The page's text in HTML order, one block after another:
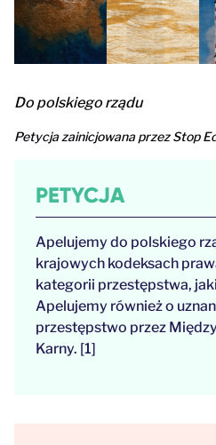
Do polskiego rządu
Petycja zainicjowana przez Stop
PETYCJA
Apelujemy do polskiego
krajowych kodeksach
kategorii przestępstwa,
Apelujemy również o
przestępstwo przez
Karny. [1]